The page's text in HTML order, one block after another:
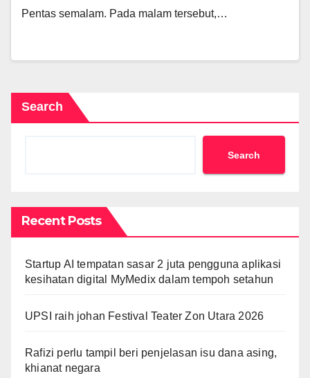
Pentas semalam. Pada malam tersebut,…
Search
Search
Recent Posts
Startup AI tempatan sasar 2 juta pengguna aplikasi
kesihatan digital MyMedix dalam tempoh setahun
UPSI raih johan Festival Teater Zon Utara 2026
Rafizi perlu tampil beri penjelasan isu dana asing,
khianat negara